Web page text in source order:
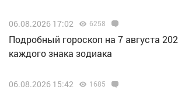
06.08.2026 17:02 6258
Подробный гороскоп на 7 августа
каждого знака зодиака
06.08.2026 15:42 1685